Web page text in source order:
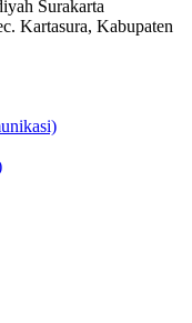
Surakarta
Kartasura, Kabupaten